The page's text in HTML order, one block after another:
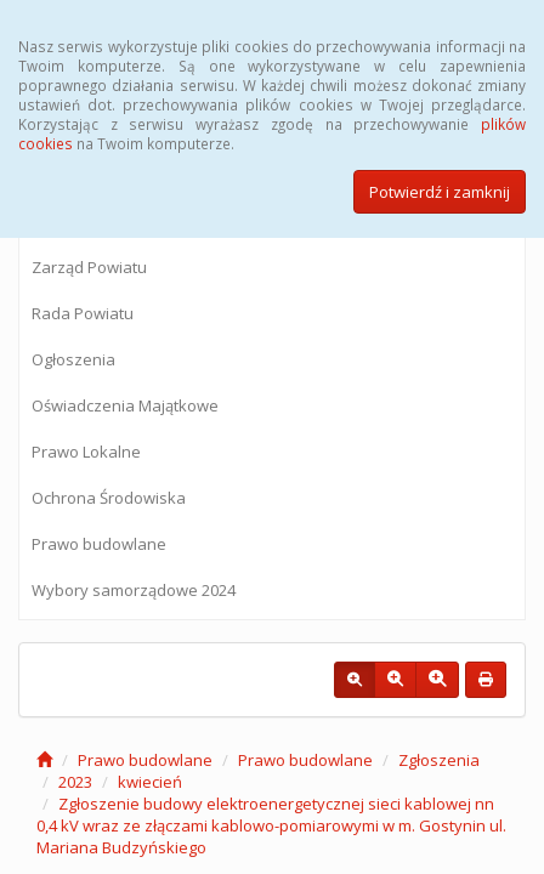
Nasz serwis wykorzystuje pliki cookies do przechowywania informacji na
Twoim komputerze. Są one wykorzystywane w celu zapewnienia
poprawnego działania serwisu. W każdej chwili możesz dokonać zmiany
ustawień dot. przechowywania plików cookies w Twojej przeglądarce.
Korzystając z serwisu wyrażasz zgodę na przechowywanie plików
cookies na Twoim komputerze.
Potwierdź i zamknij
BIULETYN INFORMACJI PUBLICZNEJ
Starostwa Powiatowego w Gostyninie
Zarząd Powiatu
Rada Powiatu
Ogłoszenia
Oświadczenia Majątkowe
Prawo Lokalne
Ochrona Środowiska
Prawo budowlane
Wybory samorządowe 2024
Prawo budowlane Prawo budowlane
Zgłoszenia
2023
kwiecień
Zgłoszenie budowy elektroenergetycznej sieci kablowej nn
0,4 kV wraz ze złączami kablowo-pomiarowymi w m. Gostynin ul.
Mariana Budzyńskiego